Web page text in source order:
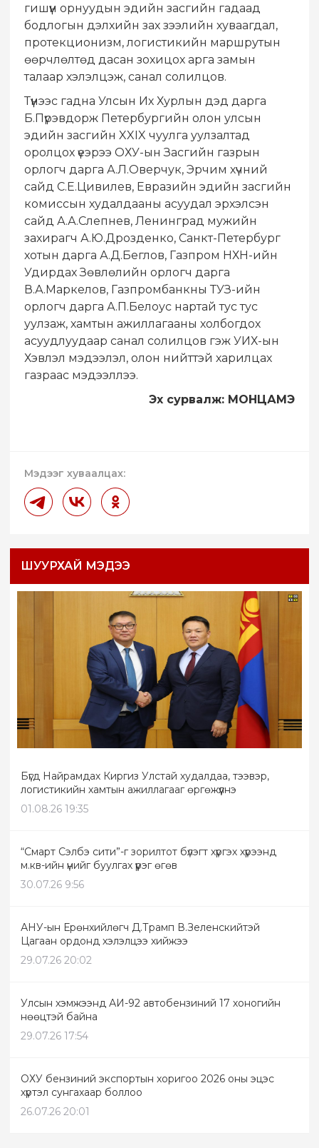
гишүүн орнуудын эдийн засгийн гадаад
бодлогын дэлхийн зах зээлийн хуваагдал,
протекционизм, логистикийн маршрутын
өөрчлөлтөд дасан зохицох арга замын
талаар хэлэлцэж, санал солилцов.
Түүнээс гадна Улсын Их Хурлын дэд дарга
Б.Пүрэвдорж Петербургийн олон улсын
эдийн засгийн XXIX чуулга уулзалтад
оролцох үеэрээ ОХУ-ын Засгийн газрын
орлогч дарга А.Л.Оверчук, Эрчим хүчний
сайд С.Е.Цивилев, Евразийн эдийн засгийн
комиссын худалдааны асуудал эрхэлсэн
сайд А.А.Слепнев, Ленинград мужийн
захирагч А.Ю.Дрозденко, Санкт-Петербург
хотын дарга А.Д.Беглов, Газпром НХН-ийн
Удирдах Зөвлөлийн орлогч дарга
В.А.Маркелов, Газпромбанкны ТУЗ-ийн
орлогч дарга А.П.Белоус нартай тус тус
уулзаж, хамтын ажиллагааны холбогдох
асуудлуудаар санал солилцов гэж УИХ-ын
Хэвлэл мэдээлэл, олон нийттэй харилцах
газраас мэдээллээ.
Эх сурвалж: МОНЦАМЭ
Мэдээг хуваалцах:
ШУУРХАЙ МЭДЭЭ
Бүгд Найрамдах Киргиз Улстай худалдаа, тээвэр,
логистикийн хамтын ажиллагааг өргөжүүлнэ
01.08.26 19:35
“Смарт Сэлбэ сити”-г зорилтот бүлэгт хүргэх хүрээнд
м.кв-ийн үнийг буулгах үүрэг өгөв
30.07.26 9:56
АНУ-ын Ерөнхийлөгч Д.Трамп В.Зеленскийтэй
Цагаан ордонд хэлэлцээ хийжээ
29.07.26 20:02
Улсын хэмжээнд АИ-92 автобензиний 17 хоногийн
нөөцтэй байна
29.07.26 17:54
ОХУ бензиний экспортын хоригоо 2026 оны эцэс
хүртэл сунгахаар боллоо
26.07.26 20:01